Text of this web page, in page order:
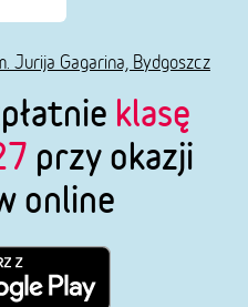
Jurija Gagarina, Bydgoszcz
klasę
przy okazji
online